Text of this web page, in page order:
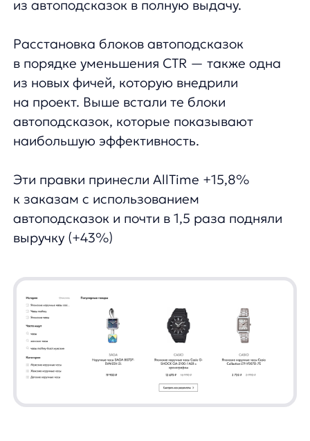
Изменили визуал уточнений, чтобы
Уточнения — это механика дополнения
поисковых запросов на основе частотности
того, что пишут ваши пользователи.
Мы точно знаем, что чаще всего ищут
хочет купить часы, его интересуют
конкретные бренды, а потом — для кого
эти часы. Мы добавляем уточнения
«michael kors», «casio», а затем «женские»,
«мужские», «для детей».
Чтобы с уточнениями было еще удобней
работать, мы изменили их внешний вид
UX-улучшения поисковой выдачи